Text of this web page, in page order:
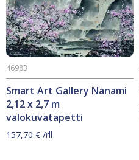
Smart Art Gallery Nanami
2,12 x 2,7 m
valokuvatapetti
46983
157,70 € /rll